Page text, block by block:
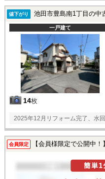
値下がり 池田市豊島南1丁目の中
一戸建て
14枚
2025年12月リフォーム完了、水
会員限定 【会員様限定で公開中